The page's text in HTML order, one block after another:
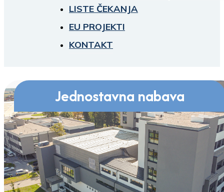
LISTE ČEKANJA
EU PROJEKTI
KONTAKT
Jednostavna nabava